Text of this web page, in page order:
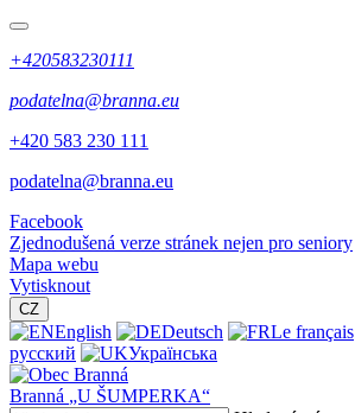
+420583230111
podatelna@branna.eu
+420 583 230 111
podatelna@branna.eu
Facebook
Zjednodušená verze stránek nejen pro seniory
Mapa webu
Vytisknout
CZ
English Deutsch Le français
русский
Українська
Branná „U ŠUMPERKA“